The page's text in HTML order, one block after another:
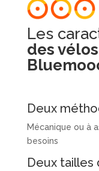
Les
des
Deux
Mécanique ou à
besoins
Deux tailles